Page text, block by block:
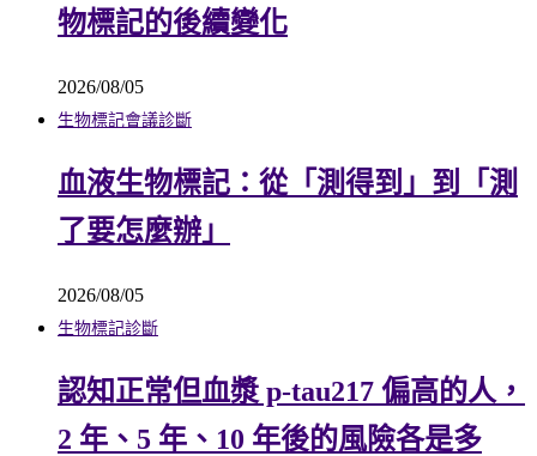
物標記的後續變化
2026/08/05
生物標記會議診斷
血液生物標記：從「測得到」到「測
了要怎麼辦」
2026/08/05
生物標記診斷
認知正常但血漿 p-tau217 偏高的人，
2 年、5 年、10 年後的風險各是多